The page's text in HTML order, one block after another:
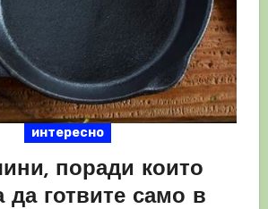
интересно
поради които
да готвите само в